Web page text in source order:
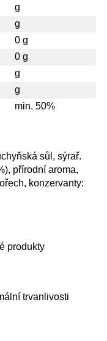
g
g
0 g
0 g
g
g
min. 50%
sůl, sýrař.
přírodní aroma,
konzervanty:
produkty
trvanlivosti